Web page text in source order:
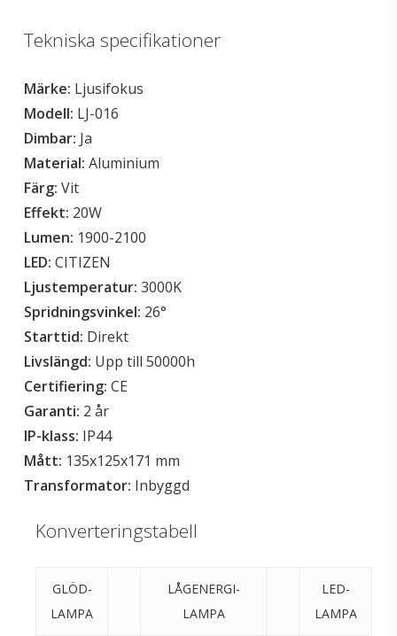
Tekniska specifikationer
Märke: Ljusifokus
Modell: LJ-016
Dimbar: Ja
Material: Aluminium
Färg: Vit
Effekt: 20W
Lumen: 1900-2100
LED: CITIZEN
Ljustemperatur: 3000K
Spridningsvinkel: 26°
Starttid: Direkt
Livslängd: Upp till 50000h
Certifiering: CE
Garanti: 2 år
IP-klass: IP44
Mått: 135x125x171 mm
Transformator: Inbyggd
Konverteringstabell
GLÖD-
LAMPA
LÅGENERGI-
LAMPA
LED-
LAMPA